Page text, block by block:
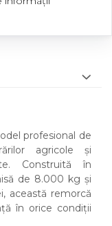
profesional de
agricole și
Construită în
de 8.000 kg și
această remorcă
în orice condiții